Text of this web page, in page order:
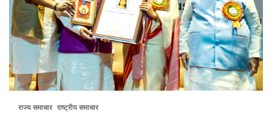
राज्य समाचार राष्ट्रीय समाचार